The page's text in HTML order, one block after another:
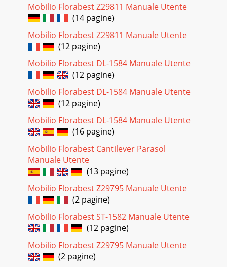
Mobilio Florabest Z29811 Manuale Utente
(14 pagine)
Mobilio Florabest Z29811 Manuale Utente
(12 pagine)
Mobilio Florabest DL-1584 Manuale Utente
(12 pagine)
Mobilio Florabest DL-1584 Manuale Utente
(12 pagine)
Mobilio Florabest DL-1584 Manuale Utente
(16 pagine)
Mobilio Florabest Cantilever Parasol
Manuale Utente
(13 pagine)
Mobilio Florabest Z29795 Manuale Utente
(2 pagine)
Mobilio Florabest ST-1582 Manuale Utente
(12 pagine)
Mobilio Florabest Z29795 Manuale Utente
(2 pagine)